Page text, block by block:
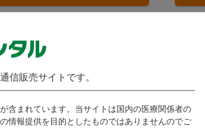
信販売サイトです。
含まれています。当サイトは国内の医療関係者の
情報提供を目的としたものではありませんのでご